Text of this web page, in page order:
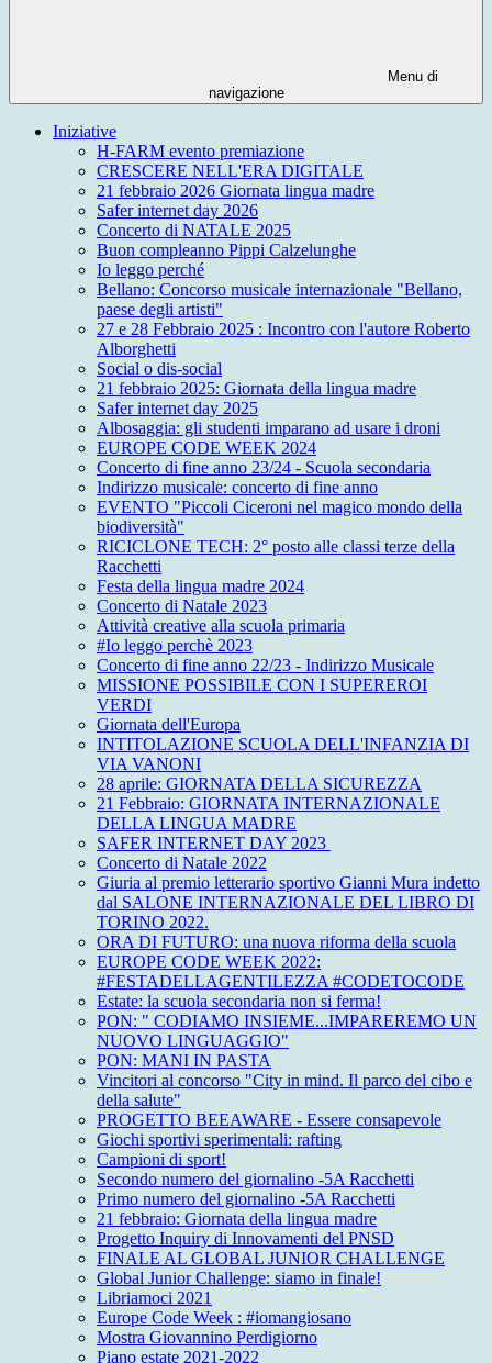
Menu di
navigazione
Iniziative
H-FARM evento premiazione
CRESCERE NELL'ERA DIGITALE
21 febbraio 2026 Giornata lingua madre
Safer internet day 2026
Concerto di NATALE 2025
Buon compleanno Pippi Calzelunghe
Io leggo perché
Bellano: Concorso musicale internazionale "Bellano,
paese degli artisti"
27 e 28 Febbraio 2025 : Incontro con l'autore Roberto
Alborghetti
Social o dis-social
21 febbraio 2025: Giornata della lingua madre
Safer internet day 2025
Albosaggia: gli studenti imparano ad usare i droni
EUROPE CODE WEEK 2024
Concerto di fine anno 23/24 - Scuola secondaria
Indirizzo musicale: concerto di fine anno
EVENTO "Piccoli Ciceroni nel magico mondo della
biodiversità"
RICICLONE TECH: 2° posto alle classi terze della
Racchetti
Festa della lingua madre 2024
Concerto di Natale 2023
Attività creative alla scuola primaria
#Io leggo perchè 2023
Concerto di fine anno 22/23 - Indirizzo Musicale
MISSIONE POSSIBILE CON I SUPEREROI
VERDI
Giornata dell'Europa
INTITOLAZIONE SCUOLA DELL'INFANZIA DI
VIA VANONI
28 aprile: GIORNATA DELLA SICUREZZA
21 Febbraio: GIORNATA INTERNAZIONALE
DELLA LINGUA MADRE
SAFER INTERNET DAY 2023
Concerto di Natale 2022
Giuria al premio letterario sportivo Gianni Mura indetto
dal SALONE INTERNAZIONALE DEL LIBRO DI
TORINO 2022.
ORA DI FUTURO: una nuova riforma della scuola
EUROPE CODE WEEK 2022:
#FESTADELLAGENTILEZZA #CODETOCODE
Estate: la scuola secondaria non si ferma!
PON: " CODIAMO INSIEME...IMPAREREMO UN
NUOVO LINGUAGGIO"
PON: MANI IN PASTA
Vincitori al concorso "City in mind. Il parco del cibo e
della salute"
PROGETTO BEEAWARE - Essere consapevole
Giochi sportivi sperimentali: rafting
Campioni di sport!
Secondo numero del giornalino -5A Racchetti
Primo numero del giornalino -5A Racchetti
21 febbraio: Giornata della lingua madre
Progetto Inquiry di Innovamenti del PNSD
FINALE AL GLOBAL JUNIOR CHALLENGE
Global Junior Challenge: siamo in finale!
Libriamoci 2021
Europe Code Week : #iomangiosano
Mostra Giovannino Perdigiorno
Piano estate 2021-2022